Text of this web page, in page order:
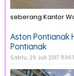
seberang Kantor
Aston Pontianak
Pontianak
Sabtu, 29 Juli 2017